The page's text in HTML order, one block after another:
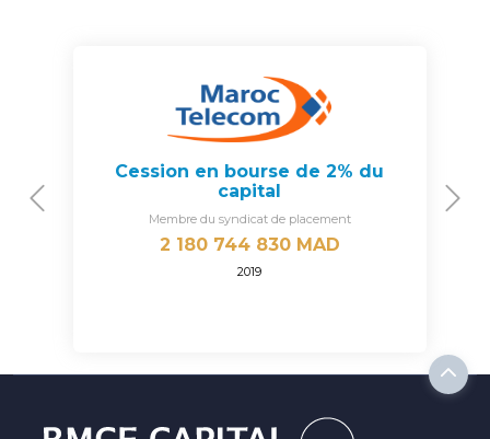
Cession en bourse de 2% du
capital
Membre du syndicat de placement
2 180 744 830 MAD
2019
Previous